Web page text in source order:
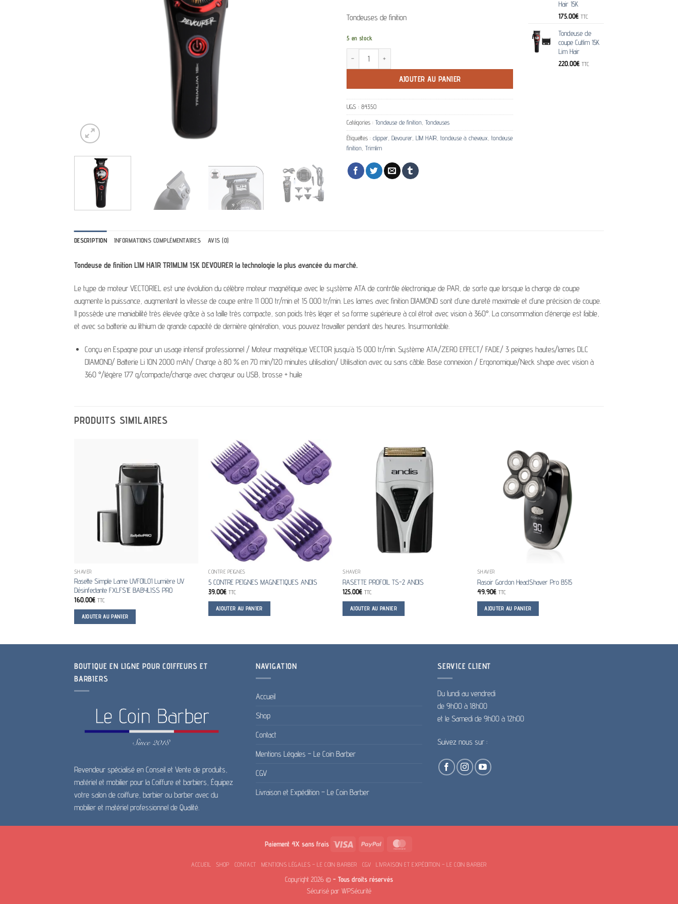
Tondeuses de finition
5 en stock
quantité de Tondeuse de finition Trimlim15K DEVOURER LIM HAIR Noir/rouge
AJOUTER AU PANIER
UGS : 84350
Catégories : Tondeuse de finition, Tondeuses
Étiquettes : clipper, Devourer, LIM HAIR, tondeuse à cheveux, tondeuse
finition, Trimlim
Hair 15K
175.00€ TTC
Tondeuse de
coupe Cutlim 15K
Lim Hair
220.00€ TTC
DESCRIPTION INFORMATIONS COMPLÉMENTAIRES AVIS (0)
Tondeuse de finition LIM HAIR TRIMLIM 15K DEVOURER la technologie la plus avancée du marché.
Le type de moteur VECTORIEL est une évolution du célèbre moteur magnétique avec le système ATA de contrôle électronique de PAR, de sorte que lorsque la charge de coupe
augmente la puissance, augmentant la vitesse de coupe entre 11 000 tr/min et 15 000 tr/min. Les lames avec finition DIAMOND sont d’une dureté maximale et d’une précision de coupe.
Il possède une maniabilité très élevée grâce à sa taille très compacte, son poids très léger et sa forme supérieure à col étroit avec vision à 360°. La consommation d’énergie est faible,
et avec sa batterie au lithium de grande capacité de dernière génération, vous pouvez travailler pendant des heures. Insurmontable.
Conçu en Espagne pour un usage intensif professionnel / Moteur magnétique VECTOR jusqu’à 15 000 tr/min. Système ATA/ZERO EFFECT/ FADE/ 3 peignes hautes/lames DLC
DIAMOND/ Batterie Li ION 2000 mAh/ Charge à 80 % en 70 min/120 minutes utilisation/ Utilisation avec ou sans câble. Base connexion / Ergonomique/Neck shape avec vision à
360 °/légère 177 g/compacte/charge avec chargeur ou USB, brosse + huile
PRODUITS SIMILAIRES
SHAVER
Rasette Simple Lame UVFOIL01 Lumière UV
Désinfectante FXLFS1E BABYLISS PRO
160.00€ TTC
AJOUTER AU PANIER
CONTRE PEIGNES
5 CONTRE PEIGNES MAGNETIQUES ANDIS
39.00€ TTC
AJOUTER AU PANIER
SHAVER
RASETTE PROFOIL TS-2 ANDIS
125.00€ TTC
AJOUTER AU PANIER
SHAVER
Rasoir Gordon HeadShaver Pro B515
49.90€ TTC
AJOUTER AU PANIER
BOUTIQUE EN LIGNE POUR COIFFEURS ET
BARBIERS
Revendeur spécialisé en Conseil et Vente de produits,
matériel et mobilier pour la Coiffure et barbiers, Équipez
votre salon de coiffure, barbier ou barber avec du
mobilier et matériel professionnel de Qualité.
NAVIGATION
Accueil
Shop
Contact
Mentions Légales – Le Coin Barber
CGV
Livraison et Expédition – Le Coin Barber
SERVICE CLIENT
Du lundi au vendredi
de 9h00 à 18h00
et le Samedi de 9h00 à 12h00
Suivez nous sur :
Paiement 4X sans frais Visa PayPal
ACCUEIL SHOP CONTACT MENTIONS LÉGALES – LE COIN BARBER CGV LIVRAISON ET EXPÉDITION – LE COIN BARBER
Copyright 2026 © - Tous droits réservés
Sécurisé par WPSécurité